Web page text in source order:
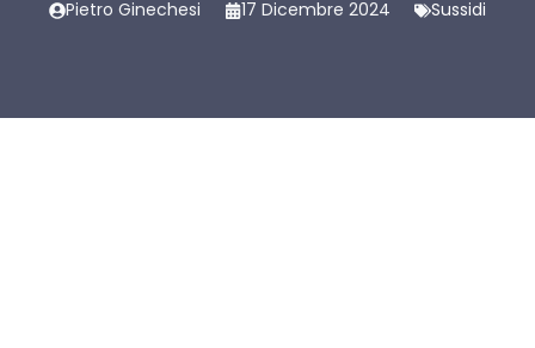
Pietro Ginechesi 17 Dicembre 2024 Sussidi